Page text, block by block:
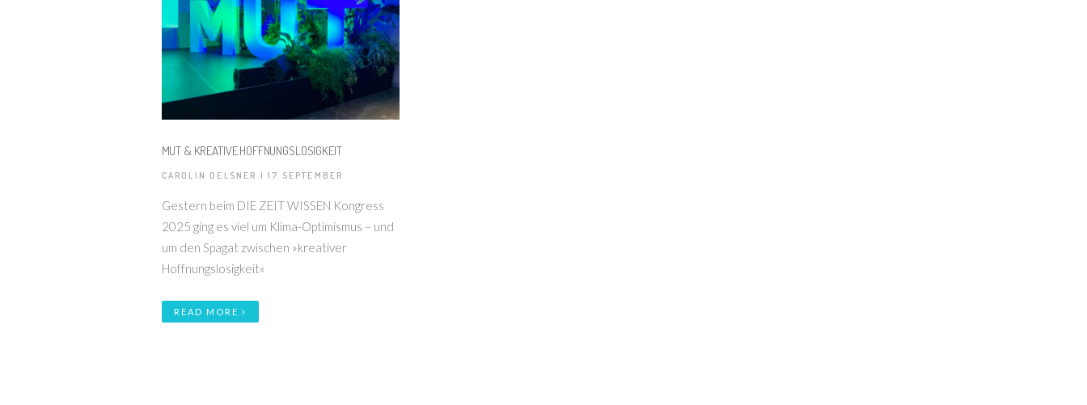
MUT & KREATIVE HOFFNUNGSLOSIGKEIT
CAROLIN OELSNER | 17 SEPTEMBER
Gestern beim DIE ZEIT WISSEN Kongress
2025 ging es viel um Klima-Optimismus – und
um den Spagat zwischen »kreativer
Hoffnungslosigkeit«
READ MORE